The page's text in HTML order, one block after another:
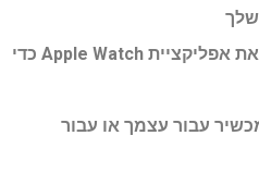
סגור את האייפון ופתח את אפליקציית Apple Watch כדי
עבור עצמך או עבור